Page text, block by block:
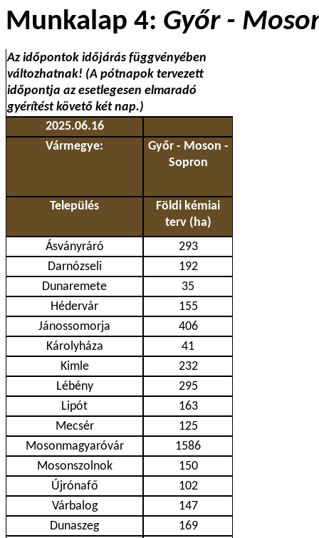
Munkalap 4: Győr -
Az időpontok időjárás függvényében
változhatnak! (A pótnapok tervezett
időpontja az esetlegesen elmaradó
gyérítést követő két nap.)
2025.06.16
Vármegye:
Győr - Moson -
Sopron
Település
Földi kémiai
terv (ha)
Ásványráró
293
Darnózseli
192
Dunaremete
35
Hédervár
155
Jánossomorja
406
Károlyháza
41
Kimle
232
Lébény
295
Lipót
163
Mecsér
125
Mosonmagyaróvár
1586
Mosonszolnok
150
Újrónafő
102
Várbalog
147
Dunaszeg
169